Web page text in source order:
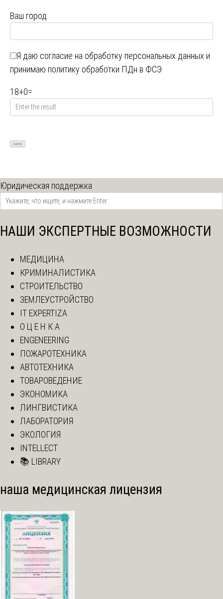
Ваш город
Я даю согласие на обработку персональных данных и
принимаю политику обработки ПДн в ФСЭ
18+0=
Юридическая поддержка
НАШИ ЭКСПЕРТНЫЕ ВОЗМОЖНОСТИ
МЕДИЦИНА
КРИМИНАЛИСТИКА
СТРОИТЕЛЬСТВО
ЗЕМЛЕУСТРОЙСТВО
IT EXPERTIZA
О Ц Е Н К А
ENGENEERING
ПОЖАРОТЕХНИКА
АВТОТЕХНИКА
ТОВАРОВЕДЕНИЕ
ЭКОНОМИКА
ЛИНГВИСТИКА
ЛАБОРАТОРИЯ
ЭКОЛОГИЯ
INTELLECT
📚 LIBRARY
наша медицинская лицензия